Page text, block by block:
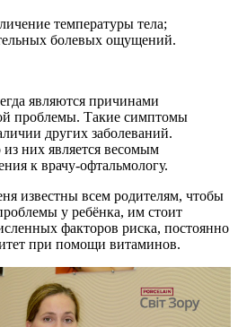
температуры тела;
болевых ощущений.
являются причинами
проблемы. Такие симптомы
других заболеваний.
них является весомым
к врачу-офтальмологу.
известны всем родителям, чтобы
у ребёнка, им стоит
факторов риска, постоянно
при помощи витаминов.